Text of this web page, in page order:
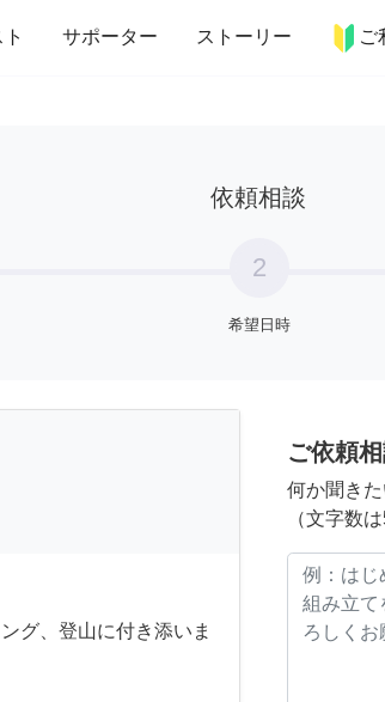
サポーター ストーリー ご
インテリア 趣味・習い事 ペット
依頼相談
2
希望日時
グ、登山に付き添いま
ご依頼
何か聞き
（文字数